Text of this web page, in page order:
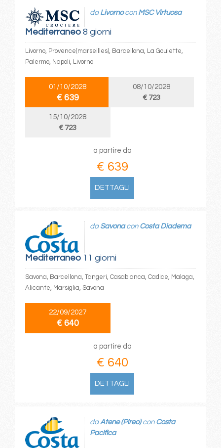
Mediterraneo8 giorni
da Livornocon MSC Virtuosa
Livorno, Provence(marseilles), Barcellona, La Goulette,
Palermo, Napoli, Livorno
01/10/2028
€ 639
08/10/2028
€ 723
15/10/2028
€ 723
a partire da
€ 639
DETTAGLI
Mediterraneo11 giorni
da Savonacon Costa Diadema
Savona, Barcellona, Tangeri, Casablanca, Cadice, Malaga,
Alicante, Marsiglia, Savona
22/09/2027
€ 640
a partire da
€ 640
DETTAGLI
daAtene (Pireo)con Costa
Pacifica